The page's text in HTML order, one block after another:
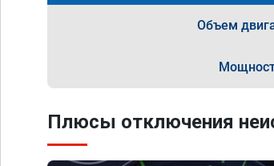
Объем
Плюсы отключения